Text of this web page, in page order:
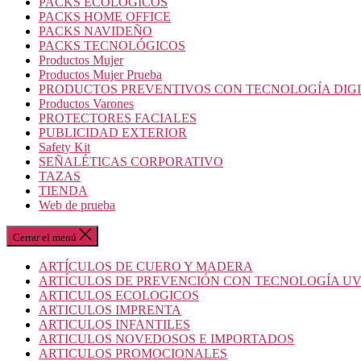
PACKS HOME OFFICE
PACKS NAVIDEÑO
PACKS TECNOLÓGICOS
Productos Mujer
Productos Mujer Prueba
PRODUCTOS PREVENTIVOS CON TECNOLOGÍA
Productos Varones
PROTECTORES FACIALES
PUBLICIDAD EXTERIOR
Safety Kit
SEÑALÉTICAS CORPORATIVO
TAZAS
TIENDA
Web de prueba
Cerrar el menú
ARTÍCULOS DE CUERO Y MADERA
ARTÍCULOS DE PREVENCIÓN CON TECNOLOGÍA UV
ARTICULOS ECOLOGICOS
ARTICULOS IMPRENTA
ARTICULOS INFANTILES
ARTICULOS NOVEDOSOS E IMPORTADOS
ARTICULOS PROMOCIONALES